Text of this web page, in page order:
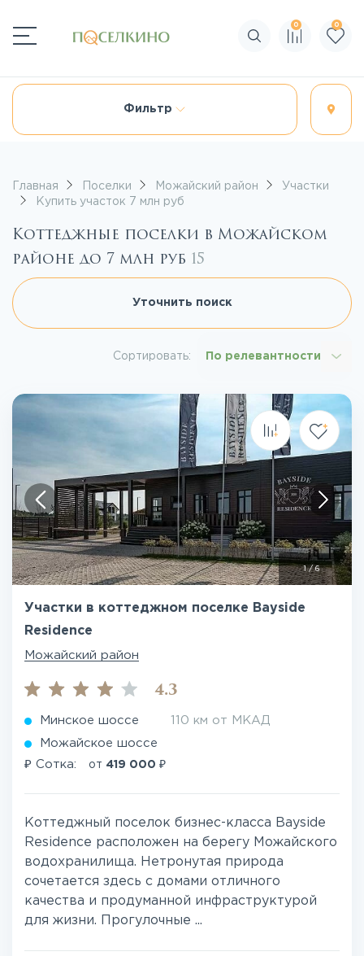
Поиск по сайту
0 0
Фильтр
Главная Поселки Можайский район
Участки
Купить участок 7 млн руб
Коттеджные поселки в Можайском
районе до 7 млн руб 15
Уточнить поиск
Сортировать: По релевантности
1/6
Участки в коттеджном поселке Bayside
Residence
Можайский район
4.3
Минское шоссе 110 км от МКАД
Можайское шоссе
₽ Сотка: от 419 000 ₽
Коттеджный поселок бизнес-класса Bayside
Residence расположен на берегу Можайского
водохранилища. Нетронутая природа
сочетается здесь с домами отличного
качества и продуманной инфраструктурой
для жизни. Прогулочные ...